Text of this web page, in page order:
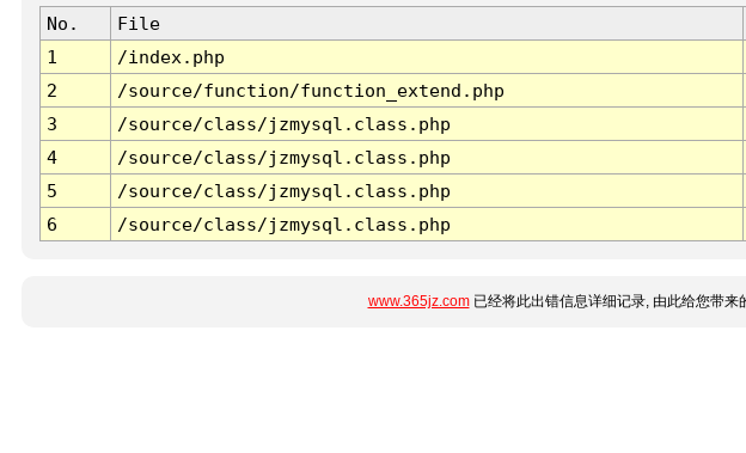
No. File
1
/index.php
2
/source/function/function_extend.php
3
/source/class/jzmysql.class.php
4
/source/class/jzmysql.class.php
5
/source/class/jzmysql.class.php
6
/source/class/jzmysql.class.php
www.365jz.com已经将此出错信息详细记录, 由此给您带来